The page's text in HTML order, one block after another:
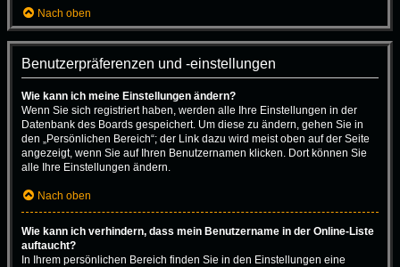
Nach oben
Benutzerpräferenzen und -einstellungen
Wie kann ich meine Einstellungen ändern?
Wenn Sie sich registriert haben, werden alle Ihre Einstellungen in der
Datenbank des Boards gespeichert. Um diese zu ändern, gehen Sie in
den „Persönlichen Bereich“; der Link dazu wird meist oben auf der Seite
angezeigt, wenn Sie auf Ihren Benutzernamen klicken. Dort können Sie
alle Ihre Einstellungen ändern.
Nach oben
Wie kann ich verhindern, dass mein Benutzername in der Online-Liste
auftaucht?
In Ihrem persönlichen Bereich finden Sie in den Einstellungen eine